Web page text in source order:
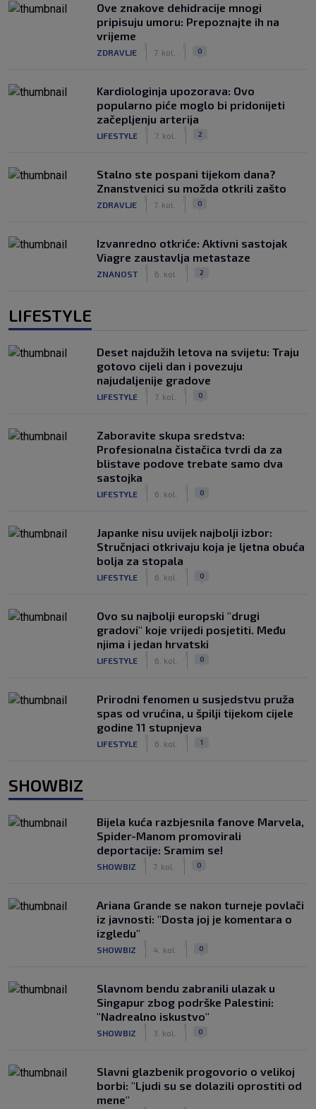
Ove znakove dehidracije mnogi
pripisuju umoru: Prepoznajte ih na
vrijeme
ZDRAVLJE 7. kol. 0
Kardiologinja upozorava: Ovo
popularno piće moglo bi pridonijeti
začepljenju arterija
LIFESTYLE 7. kol. 2
Stalno ste pospani tijekom dana?
Znanstvenici su možda otkrili zašto
ZDRAVLJE 7. kol. 0
Izvanredno otkriće: Aktivni sastojak
Viagre zaustavlja metastaze
ZNANOST 6. kol. 2
LIFESTYLE
Deset najdužih letova na svijetu: Traju
gotovo cijeli dan i povezuju
najudaljenije gradove
LIFESTYLE 7. kol. 0
Zaboravite skupa sredstva:
Profesionalna čistačica tvrdi da za
blistave podove trebate samo dva
sastojka
LIFESTYLE 6. kol. 0
Japanke nisu uvijek najbolji izbor:
Stručnjaci otkrivaju koja je ljetna obuća
bolja za stopala
LIFESTYLE 6. kol. 0
Ovo su najbolji europski "drugi
gradovi" koje vrijedi posjetiti. Među
njima i jedan hrvatski
LIFESTYLE 6. kol. 0
Prirodni fenomen u susjedstvu pruža
spas od vrućina, u špilji tijekom cijele
godine 11 stupnjeva
LIFESTYLE 6. kol. 1
SHOWBIZ
Bijela kuća razbjesnila fanove Marvela,
Spider-Manom promovirali
deportacije: Sramim se!
SHOWBIZ 7. kol. 0
Ariana Grande se nakon turneje povlači
iz javnosti: "Dosta joj je komentara o
izgledu"
SHOWBIZ 4. kol. 0
Slavnom bendu zabranili ulazak u
Singapur zbog podrške Palestini:
"Nadrealno iskustvo"
SHOWBIZ 3. kol. 0
Slavni glazbenik progovorio o velikoj
borbi: "Ljudi su se dolazili oprostiti od
mene"